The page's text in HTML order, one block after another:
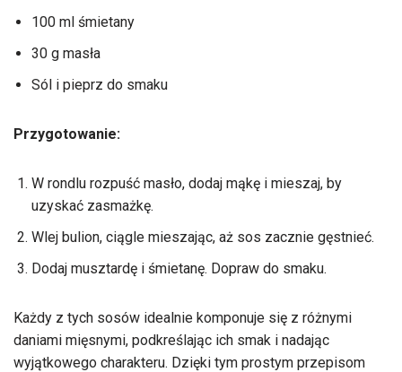
100 ml śmietany
30 g masła
Sól i pieprz do smaku
Przygotowanie:
W rondlu rozpuść masło, dodaj mąkę i mieszaj, by
uzyskać zasmażkę.
Wlej bulion, ciągle mieszając, aż sos zacznie gęstnieć.
Dodaj musztardę i śmietanę. Dopraw do smaku.
Każdy z tych sosów idealnie komponuje się z różnymi
daniami mięsnymi, podkreślając ich smak i nadając
wyjątkowego charakteru. Dzięki tym prostym przepisom